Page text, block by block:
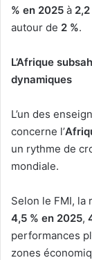
% en 2025 à
autour de 2 %.
L’Afrique
dynamiques
L’un des
concerne l’
un rythme de
mondiale.
Selon le FMI,
4,5 % en 2025,
performances
zones